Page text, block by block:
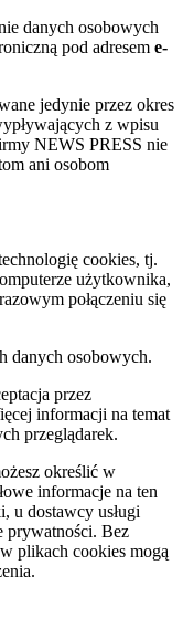
danych osobowych
pod adresem e-
jedynie przez okres
z wpisu
NEWS PRESS nie
ani osobom
cookies, tj.
użytkownika,
połączeniu się
danych osobowych.
przez
informacji na temat
przeglądarek.
określić w
informacje na ten
u dostawcy usługi
prywatności. Bez
plikach cookies mogą